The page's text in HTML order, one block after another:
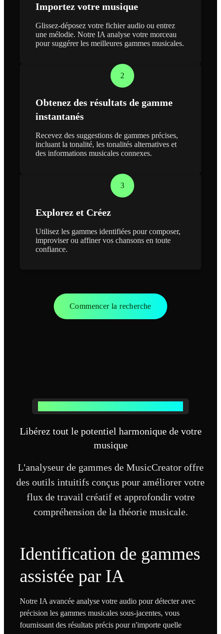
Importez votre musique
Glissez-déposez votre fichier audio ou entrez
une mélodie. Notre IA analyse votre morceau
pour suggérer les meilleures gammes musicales.
2
Obtenez des résultats de gamme
instantanés
Recevez des suggestions de gammes précises,
incluant la tonalité, les tonalités alternatives et
des informations musicales connexes.
3
Explorez et Créez
Utilisez les gammes identifiées pour composer,
improviser ou affiner vos chansons en toute
confiance.
Commencer la recherche
Libérez tout le potentiel harmonique de votre
musique
L'analyseur de gammes de MusicCreator offre
des outils intuitifs conçus pour améliorer votre
flux de travail créatif et approfondir votre
compréhension de la théorie musicale.
Identification de gammes
assistée par IA
Notre IA avancée analyse votre audio pour détecter avec
précision les gammes musicales sous-jacentes, vous
fournissant des résultats précis pour n'importe quelle